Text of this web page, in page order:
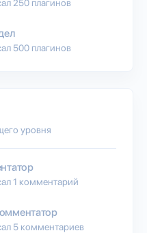
250 плагинов
500 плагинов
уровня
1 комментарий
5 комментариев